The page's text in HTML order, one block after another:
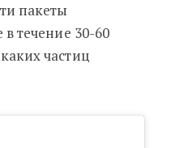
пакеты
в течение 30-60
частиц